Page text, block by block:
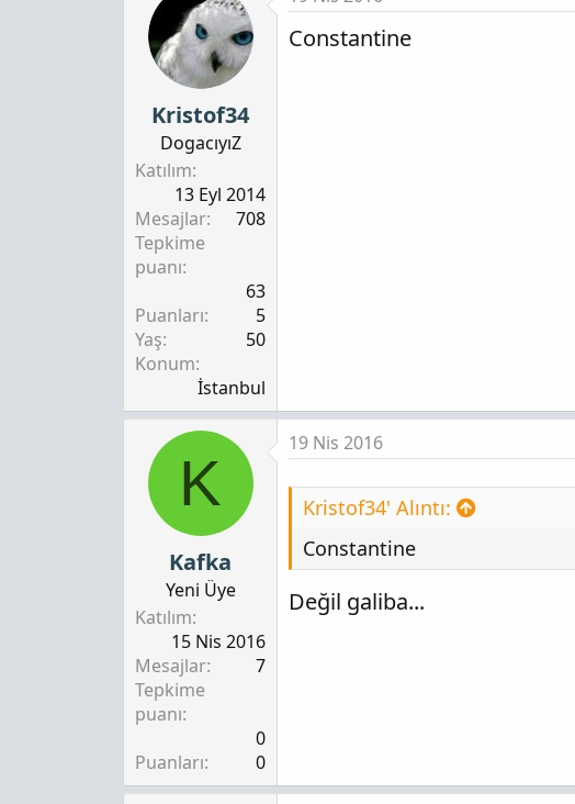
Kristof34
DogacıyıZ
Katılım
13 Eyl 2014
Mesajlar
708
Tepkime
puanı
63
Puanları
5
Yaş
50
Konum
İstanbul
Constantine
K
Kafka
Yeni Üye
Katılım
15 Nis 2016
Mesajlar
7
Tepkime
puanı
0
Puanları
0
19 Nis 2016
Kristof34' Alıntı:
Constantine
Değil galiba...